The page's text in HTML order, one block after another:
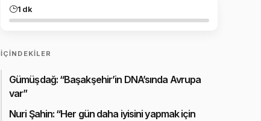
1 dk
İÇINDEKILER
Gümüşdağ: “Başakşehir’in DNA’sında Avrupa
var”
Nuri Şahin: “Her gün daha iyisini yapmak için